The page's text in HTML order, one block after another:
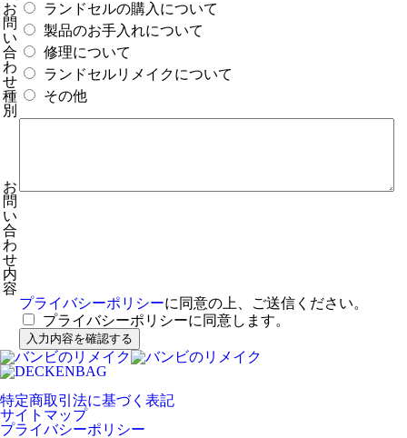
お
問
い
合
わ
せ
種
別
ランドセルの購入について
製品のお手入れについて
修理について
ランドセルリメイクについて
その他
お
問
い
合
わ
せ
内
容
プライバシーポリシーに同意の上、ご送信ください。
プライバシーポリシーに同意します。
特定商取引法に基づく表記
サイトマップ
プライバシーポリシー